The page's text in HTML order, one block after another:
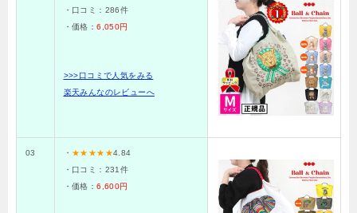
・口コミ： 286件
・価格：6,050円
>>>口コミで人気をみる
楽天みんなのレビューへ
03 ・ ★★★★★4.84
・口コミ： 231 件
・価格：6,600円